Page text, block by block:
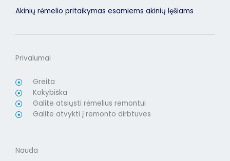
Akinių rėmelio pritaikymas esamiems akinių lęšiams
Privalumai
Greita
Kokybiška
Galite atsiųsti rėmelius remontui
Galite atvykti į remonto dirbtuves
Nauda